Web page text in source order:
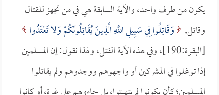
يكون من طرف واحد، والآية السابقة هي في من تجهز للقتال
وقاتل, وَقَاتِلُوا فِي سَبِيلِ اللَّهِ الَّذِينَ يُقَاتِلُونَكُمْ وَلا تَعْتَدُوا
[البقرة:190]، وفي هذه الآية القتل، ولهذا نقول: إن المسلمين
إذا توغلوا في المشركين أو واجهوهم ووجدوهم ولم يقاتلوا